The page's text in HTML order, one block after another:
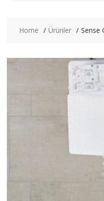
Home Ürünler Sense